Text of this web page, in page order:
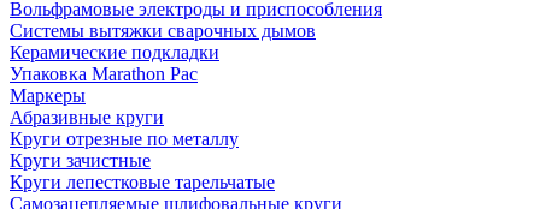
Вольфрамовые электроды и приспособления
Системы вытяжки сварочных дымов
Керамические подкладки
Упаковка Marathon Pac
Маркеры
Абразивные круги
Круги отрезные по металлу
Круги зачистные
Круги лепестковые тарельчатые
Самозацепляемые шлифовальные круги